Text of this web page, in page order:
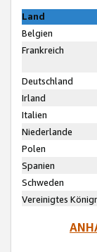
Land
Belgien
Frankreich
Deutschland
Irland
Italien
Niederlande
Polen
Spanien
Schweden
Vereinigtes